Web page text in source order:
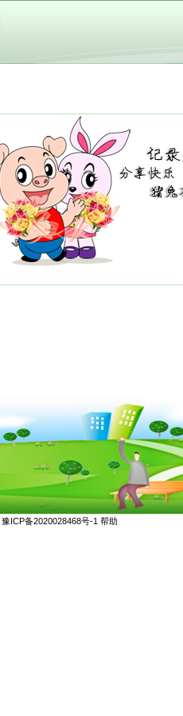
豫ICP备2020028468号-1 帮助